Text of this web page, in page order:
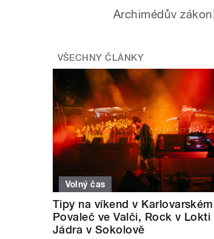
Archimédův
VŠECHNY ČLÁNKY
Volný čas
Tipy na víkend v
Povaleč ve Valči, Rock v Lokti
Jádra v Sokolově